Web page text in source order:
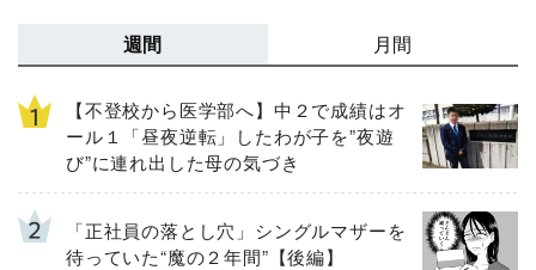
週間 月間
【不登校から医学部へ】中２で成績はオ
ール１「昼夜逆転」したわが子を”夜遊
び”に連れ出した母の気づき
「正社員の落とし穴」シングルマザーを
待っていた“魔の２年間”【後編】